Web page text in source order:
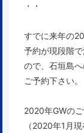
・・
すでに来年の
予約が現段階
ので、石垣島
ご予約下さい。
2020年GWの
（2020年1月現